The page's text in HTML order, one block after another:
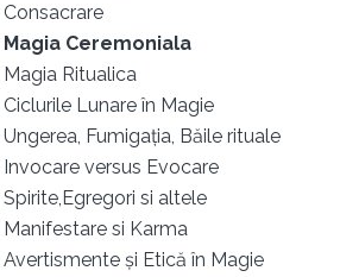
Consacrare
Magia Ceremoniala
Magia Ritualica
Ciclurile Lunare în Magie
Ungerea, Fumigația, Băile rituale
Invocare versus Evocare
Spirite,Egregori si altele
Manifestare si Karma
Avertismente și Etică în Magie